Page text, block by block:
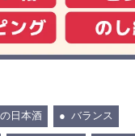
日本酒 バランス